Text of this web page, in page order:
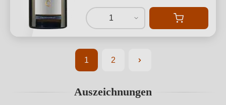
1
Seite
1
Seite
2
Auszeichnungen